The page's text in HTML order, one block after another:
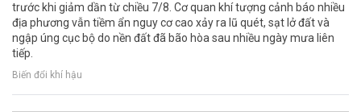
trước khi giảm dần từ chiều 7/8. Cơ quan khí tượng cảnh báo nhiều
địa phương vẫn tiềm ẩn nguy cơ cao xảy ra lũ quét, sạt lở đất và
ngập úng cục bộ do nền đất đã bão hòa sau nhiều ngày mưa liên
tiếp.
Biến đổi khí hậu